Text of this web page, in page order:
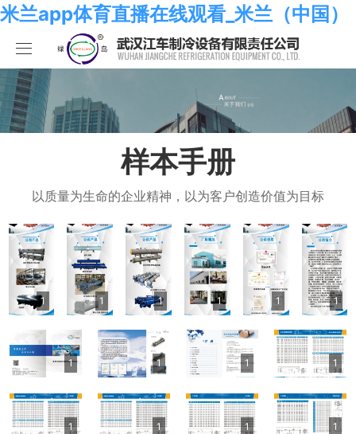
米兰app体育直播在线观看_米兰（中国）
米兰app体育直播在线观看_米兰（中国）
产品中心
空调系列
冷冻系列
热泵系列
食品系列
荣誉资质
发展历程
组织结构
样本手册
米兰app体育直播在线观看_米兰（中国）
行业新闻
合作伙伴
人员招聘
业绩考核
员工发展
售后服务
米兰app体育直播在线观看_米兰（中国）
在线留言
样本手册
以质量为生命的企业精神，以为客户创造价值为目标
1 1 1 1 1 1
1 1 1 1
1 1 1 1